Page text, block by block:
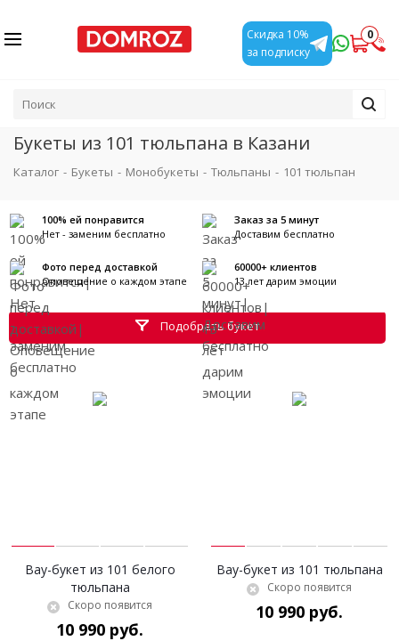
Скидка 10%
за подписку
0
Букеты из 101 тюльпана в Казани
Каталог - Букеты - Монобукеты - Тюльпаны - 101 тюльпан
100% ей понравится
Нет - заменим бесплатно
Заказ за 5 минут
Доставим бесплатно
Фото перед доставкой
Оповещение о каждом этапе
60000+ клиентов
13 лет дарим эмоции
Подобрать букет
Вау-букет из 101 белого
тюльпана
Скоро появится
10 990 руб.
Вау-букет из 101 тюльпана
Скоро появится
10 990 руб.